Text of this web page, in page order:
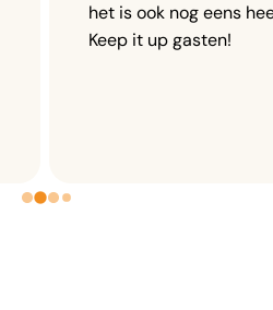
het is ook nog eens
Keep it up gasten!